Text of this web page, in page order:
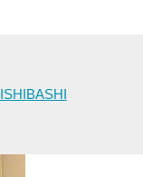
ISHIBASHI